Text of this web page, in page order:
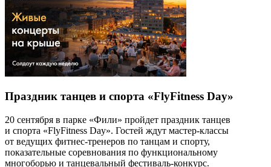
Праздник танцев и спорта «FlyFitness Day»
20 сентября в парке «Фили» пройдет праздник танцев
и спорта «FlyFitness Day». Гостей ждут мастер-классы
от ведущих фитнес-тренеров по танцам и спорту,
показательные соревнования по функциональному
многоборью и танцевальный фестиваль-конкурс.